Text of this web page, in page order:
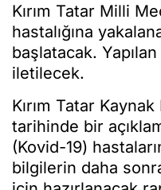
Kırım Tatar Milli
hastalığına
başlatacak.
iletilecek.
Kırım Tatar
tarihinde bir
(Kovid-19)
bilgilerin daha